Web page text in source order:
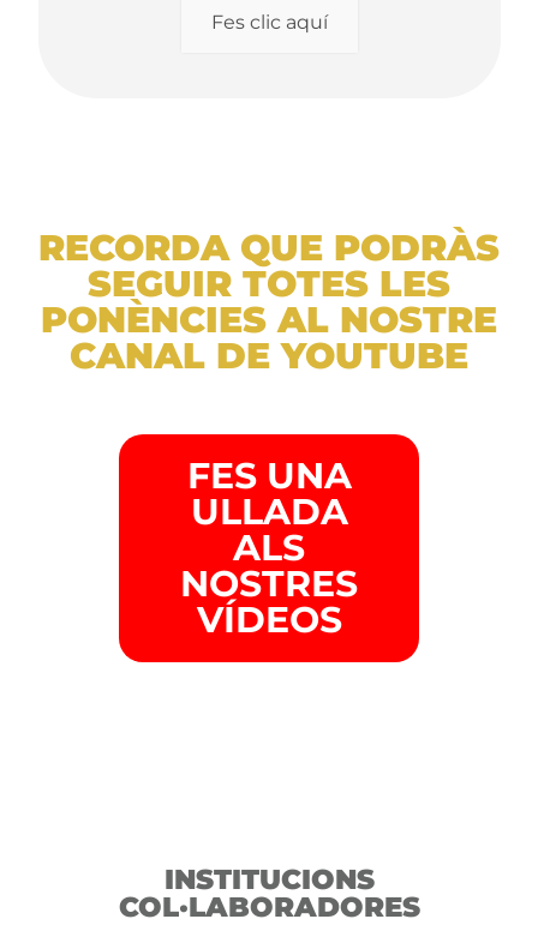
Fes clic aquí
RECORDA QUE PODRÀS
SEGUIR TOTES LES
PONÈNCIES AL NOSTRE
CANAL DE YOUTUBE
FES UNA
ULLADA
ALS
NOSTRES
VÍDEOS
INSTITUCIONS
COL·LABORADORES